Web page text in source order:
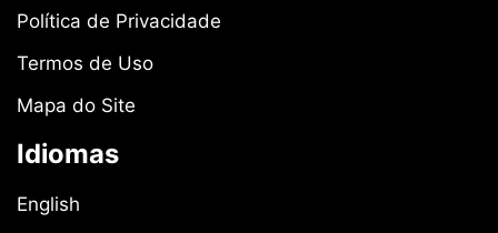
Política de Privacidade
Termos de Uso
Mapa do Site
Idiomas
English